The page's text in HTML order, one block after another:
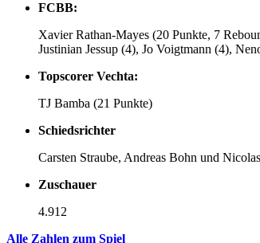
FCBB:
Xavier Rathan-Mayes (20 Punkte, 7
Justinian Jessup (4), Jo Voigtmann (4),
Topscorer Vechta:
TJ Bamba (21 Punkte)
Schiedsrichter
Carsten Straube, Andreas Bohn und
Zuschauer
4.912
Alle Zahlen zum Spiel